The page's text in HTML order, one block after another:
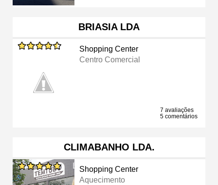
BRIASIA LDA
Shopping Center
Centro Comercial
7 avaliações
5 comentários
CLIMABANHO LDA.
Shopping Center
Aquecimento